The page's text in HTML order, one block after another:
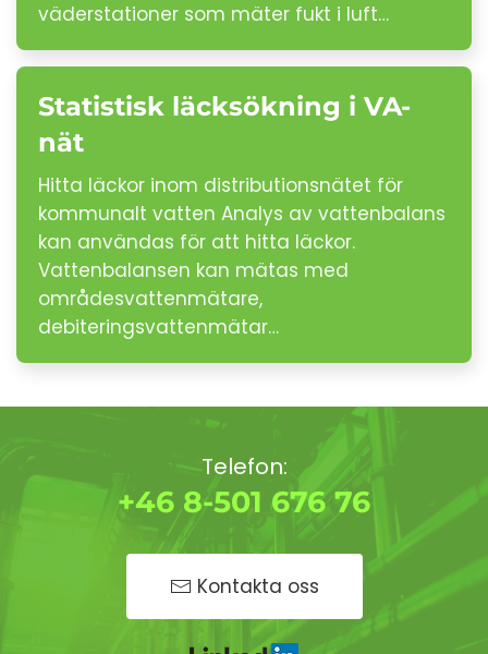
väderstationer som mäter fukt i luft…
Statistisk läcksökning i VA-
nät
Hitta läckor inom distributionsnätet för
kommunalt vatten Analys av vattenbalans
kan användas för att hitta läckor.
Vattenbalansen kan mätas med
områdesvattenmätare,
debiteringsvattenmätar…
Telefon:
+46 8-501 676 76
Kontakta oss